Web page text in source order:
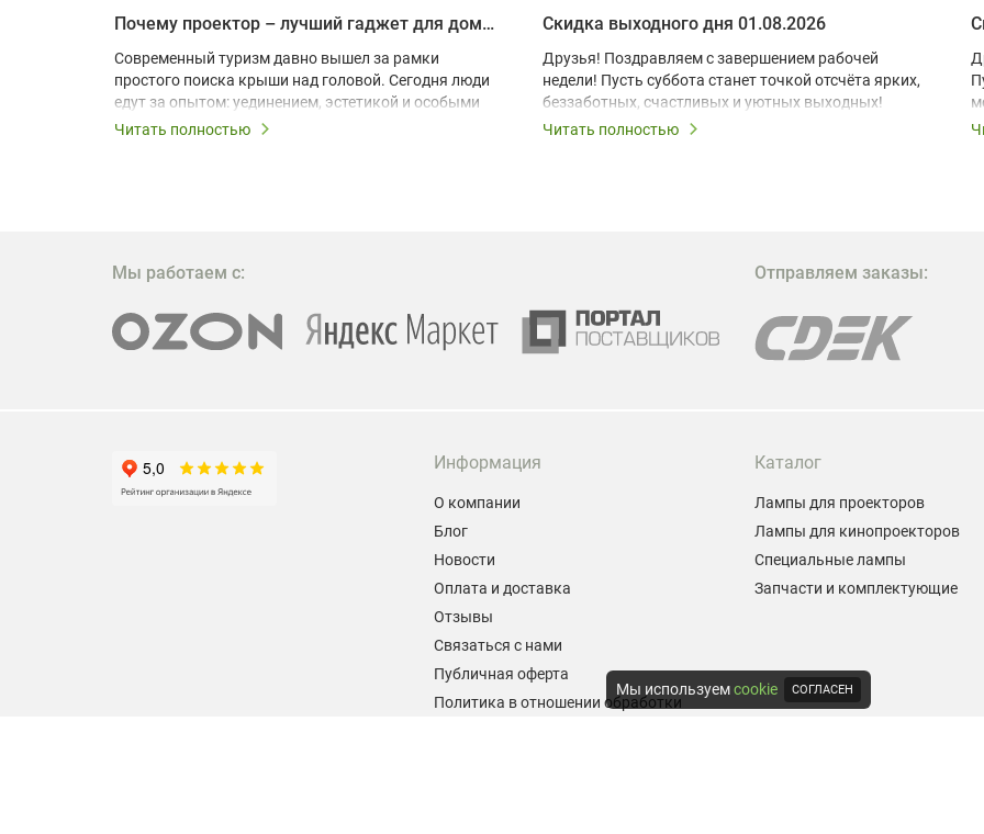
Почему проектор – лучший гаджет для домика в глэмпинге
Современный туризм давно вышел за рамки
простого поиска крыши над головой. Сегодня люди
едут за опытом: уединением, эстетикой и особыми
ощущениями. Владельцы A-frame домов,
эффективных и бюджетных способов стать
проектора.
Читать полностью
Скидка выходного дня 01.08.2026
Друзья! Поздравляем с завершением рабочей
недели! Пусть суббота станет точкой отсчёта ярких,
беззаботных, счастливых и уютных выходных!
Читать полностью
Мы работаем с: Отправляем заказы:
Информация
О компании
Блог
Новости
Оплата и доставка
Отзывы
Связаться с нами
Публичная оферта
Политика в отношении обработки
Каталог
Лампы для проекторов
Лампы для кинопроекторов
Специальные лампы
Запчасти и комплектующие
Мы используемcookie СОГЛАСЕН